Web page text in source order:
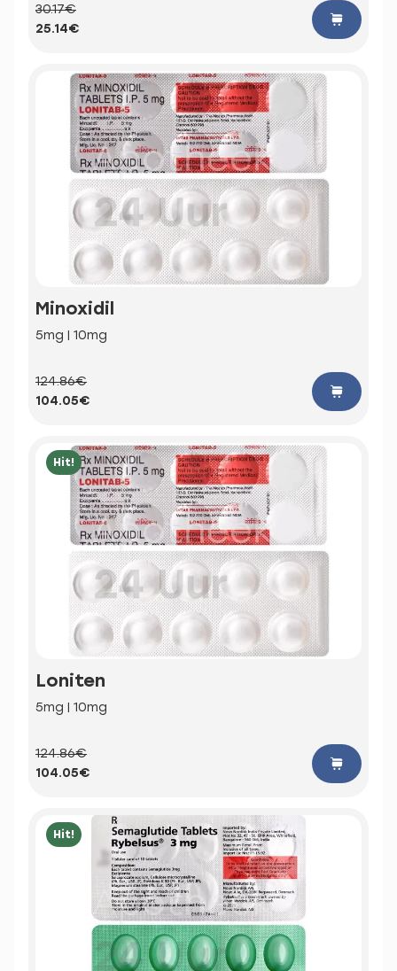
30.17€
25.14€
Minoxidil
5mg | 10mg
124.86€
104.05€
Hit!
Loniten
5mg | 10mg
124.86€
104.05€
Hit!